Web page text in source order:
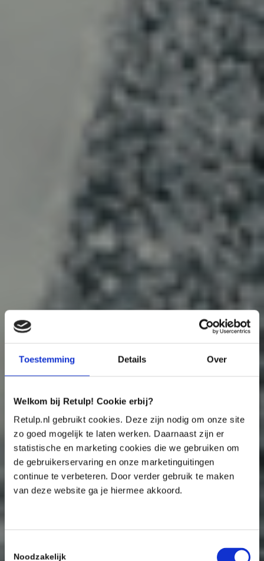
Toestemming Details Over
Welkom bij Retulp! Cookie erbij?
Retulp.nl gebruikt cookies. Deze zijn nodig om onze site
zo goed mogelijk te laten werken. Daarnaast zijn er
statistische en marketing cookies die we gebruiken om
de gebruikerservaring en onze marketinguitingen
continue te verbeteren. Door verder gebruik te maken
van deze website ga je hiermee akkoord.
Noodzakelijk